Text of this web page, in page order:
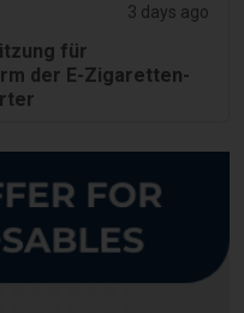
3 days ago
für
der E-Zigaretten-